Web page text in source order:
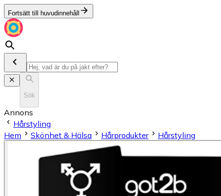
Fortsätt till huvudinnehåll
Sök
Annons
Hårstyling
Hem
Skönhet & Hälsa Hårprodukter Hårstyling